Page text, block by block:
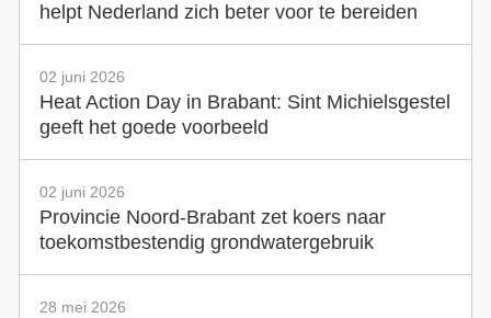
helpt Nederland zich beter voor te bereiden
02 juni 2026
Heat Action Day in Brabant: Sint Michielsgestel
geeft het goede voorbeeld
02 juni 2026
Provincie Noord-Brabant zet koers naar
toekomstbestendig grondwatergebruik
28 mei 2026